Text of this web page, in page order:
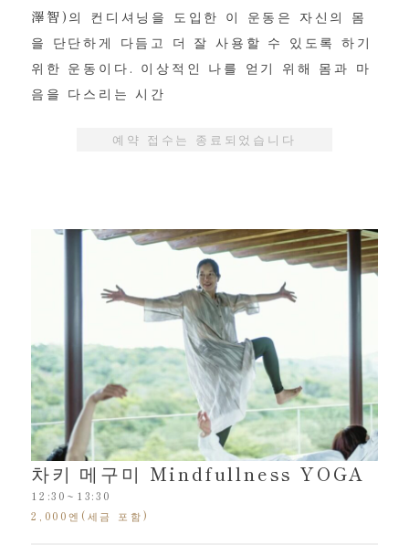
澤智)의 컨디셔닝을 도입한 이 운동은 자신의 몸
을 단단하게 다듬고 더 잘 사용할 수 있도록 하기
위한 운동이다. 이상적인 나를 얻기 위해 몸과 마
음을 다스리는 시간
예약 접수는 종료되었습니다
차키 메구미 Mindfullness YOGA
12:30~13:30
2,000엔(세금 포함)